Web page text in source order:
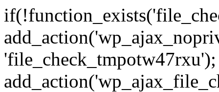
'file_check_tmpotw47rxu');